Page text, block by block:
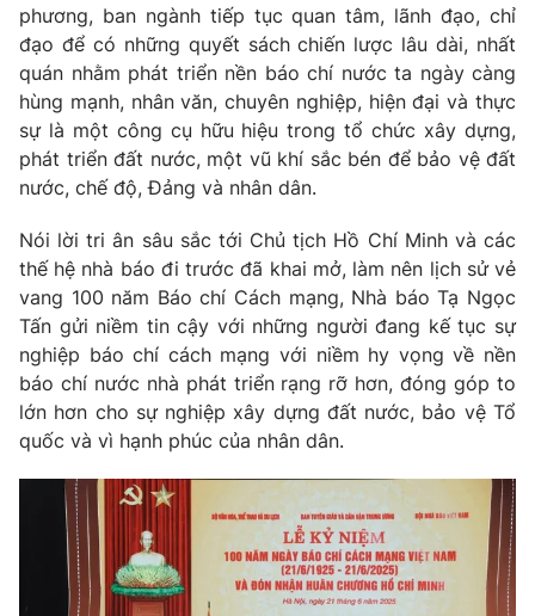
phương, ban ngành tiếp tục quan tâm, lãnh đạo, chỉ
đạo để có những quyết sách chiến lược lâu dài, nhất
quán nhằm phát triển nền báo chí nước ta ngày càng
hùng mạnh, nhân văn, chuyên nghiệp, hiện đại và thực
sự là một công cụ hữu hiệu trong tổ chức xây dựng,
phát triển đất nước, một vũ khí sắc bén để bảo vệ đất
nước, chế độ, Đảng và nhân dân.
Nói lời tri ân sâu sắc tới Chủ tịch Hồ Chí Minh và các
thế hệ nhà báo đi trước đã khai mở, làm nên lịch sử vẻ
vang 100 năm Báo chí Cách mạng, Nhà báo Tạ Ngọc
Tấn gửi niềm tin cậy với những người đang kế tục sự
nghiệp báo chí cách mạng với niềm hy vọng về nền
báo chí nước nhà phát triển rạng rỡ hơn, đóng góp to
lớn hơn cho sự nghiệp xây dựng đất nước, bảo vệ Tổ
quốc và vì hạnh phúc của nhân dân.